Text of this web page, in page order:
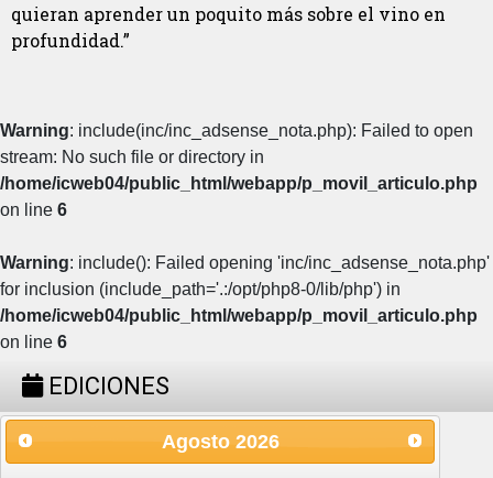
quieran aprender un poquito más sobre el vino en
profundidad.”
Warning: include(inc/inc_adsense_nota.php): Failed to open
stream: No such file or directory in
/home/icweb04/public_html/webapp/p_movil_articulo.php
on line 6
Warning: include(): Failed opening 'inc/inc_adsense_nota.php'
for inclusion (include_path='.:/opt/php8-0/lib/php') in
/home/icweb04/public_html/webapp/p_movil_articulo.php
on line 6
EDICIONES
Agosto 2026